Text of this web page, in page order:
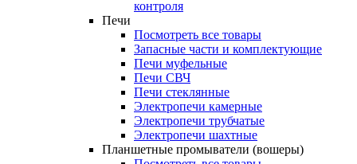
контроля
Печи
Посмотреть все товары
Запасные части и комплектующие
Печи муфельные
Печи СВЧ
Печи стеклянные
Электропечи камерные
Электропечи трубчатые
Электропечи шахтные
Планшетные промыватели (вошеры)